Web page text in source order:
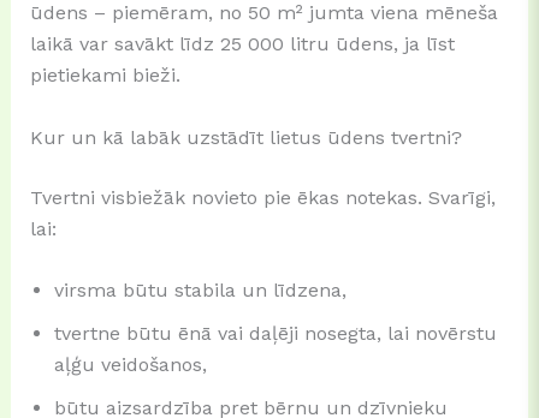
ūdens – piemēram, no 50 m² jumta viena mēneša
laikā var savākt līdz 25 000 litru ūdens, ja līst
pietiekami bieži.
Kur un kā labāk uzstādīt lietus ūdens tvertni?
Tvertni visbiežāk novieto pie ēkas notekas. Svarīgi,
lai:
virsma būtu stabila un līdzena,
tvertne būtu ēnā vai daļēji nosegta, lai novērstu
aļģu veidošanos,
būtu aizsardzība pret bērnu un dzīvnieku